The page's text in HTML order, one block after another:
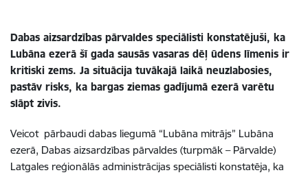
Dabas aizsardzības pārvaldes speciālisti konstatējuši, ka
Lubāna ezerā šī gada sausās vasaras dēļ ūdens līmenis ir
kritiski zems. Ja situācija tuvākajā laikā neuzlabosies,
pastāv risks, ka bargas ziemas gadījumā ezerā varētu
slāpt zivis.
Veicot pārbaudi dabas liegumā “Lubāna mitrājs” Lubāna
ezerā, Dabas aizsardzības pārvaldes (turpmāk – Pārvalde)
Latgales reģionālās administrācijas speciālisti konstatēja, ka